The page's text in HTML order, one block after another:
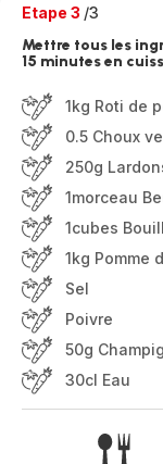
Etape 3 /3
Mettre tous les
15 minutes en
1kg Roti de
0.5 Choux
250g
1morceau
1cubes
1kg Pomme
Sel
Poivre
50g
30cl Eau